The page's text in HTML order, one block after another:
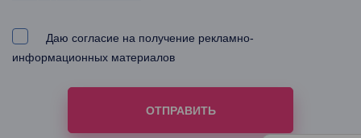
Даю согласие на получение рекламно-
информационных материалов